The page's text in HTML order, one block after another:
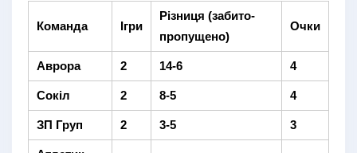
Команда Ігри
Різниця (забито-
пропущено)
Очки
Аврора 2 14-6 4
Сокіл 2 8-5 4
ЗП Груп 2 3-5 3